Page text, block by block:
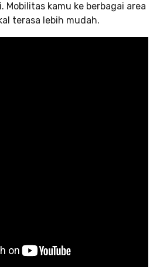
Mobilitas kamu ke berbagai area
terasa lebih mudah.